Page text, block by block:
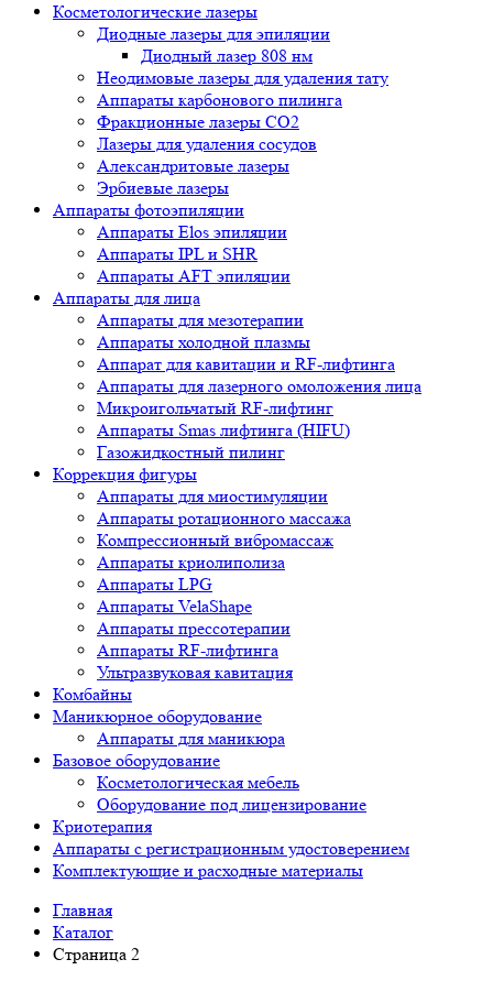
Косметологические лазеры
Диодные лазеры для эпиляции
Диодный лазер 808 нм
Неодимовые лазеры для удаления тату
Аппараты карбонового пилинга
Фракционные лазеры CO2
Лазеры для удаления сосудов
Александритовые лазеры
Эрбиевые лазеры
Аппараты фотоэпиляции
Аппараты Elos эпиляции
Аппараты IPL и SHR
Аппараты AFT эпиляции
Аппараты для лица
Аппараты для мезотерапии
Аппараты холодной плазмы
Аппарат для кавитации и RF-лифтинга
Аппараты для лазерного омоложения лица
Микроигольчатый RF-лифтинг
Аппараты Smas лифтинга (HIFU)
Газожидкостный пилинг
Коррекция фигуры
Аппараты для миостимуляции
Аппараты ротационного массажа
Компрессионный вибромассаж
Аппараты криолиполиза
Аппараты LPG
Аппараты VelaShape
Аппараты прессотерапии
Аппараты RF-лифтинга
Ультразвуковая кавитация
Комбайны
Маникюрное оборудование
Аппараты для маникюра
Базовое оборудование
Косметологическая мебель
Оборудование под лицензирование
Криотерапия
Аппараты c регистрационным удостоверением
Комплектующие и расходные материалы
Главная
Каталог
Страница 2